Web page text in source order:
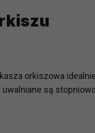
orkiszowa
są
marketingowych